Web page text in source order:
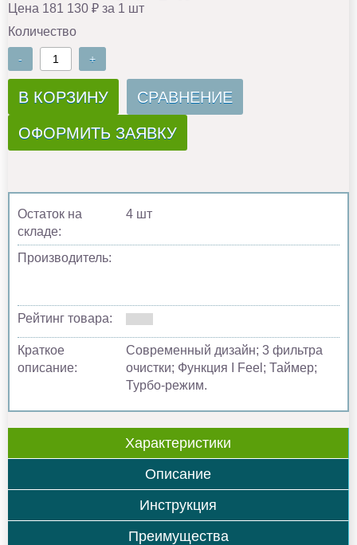
Цена 181 130 ₽ за 1 шт
Количество
- +
В КОРЗИНУ СРАВНЕНИЕ
ОФОРМИТЬ ЗАЯВКУ
Остаток на
складе:
4 шт
Производитель:
Рейтинг товара:
Краткое
описание:
Современный дизайн; 3 фильтра
очистки; Функция I Feel; Таймер;
Турбо-режим.
Характеристики
Описание
Инструкция
Преимущества